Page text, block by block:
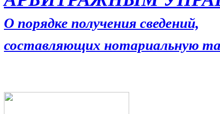
О порядке получения сведений,
составляющих нотариальную